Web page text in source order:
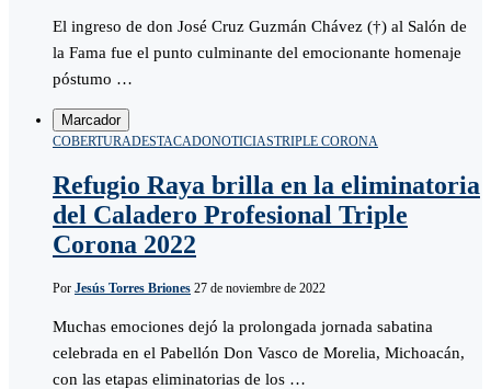
El ingreso de don José Cruz Guzmán Chávez (†) al Salón de
la Fama fue el punto culminante del emocionante homenaje
póstumo …
Marcador
COBERTURADESTACADONOTICIASTRIPLE CORONA
Refugio Raya brilla en la eliminatoria
del Caladero Profesional Triple
Corona 2022
Por Jesús Torres Briones 27 de noviembre de 2022
Muchas emociones dejó la prolongada jornada sabatina
celebrada en el Pabellón Don Vasco de Morelia, Michoacán,
con las etapas eliminatorias de los …